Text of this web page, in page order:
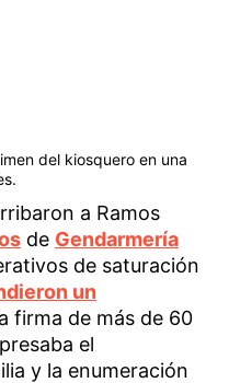
del kiosquero en una
a Ramos
de Gendarmería
de saturación
un
firma de más de 60
el
y la enumeración